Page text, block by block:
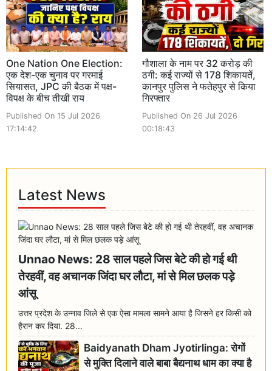
One Nation One Election:
एक देश-एक चुनाव पर गरमाई
सियासत, JPC की बैठक में पक्ष-
विपक्ष के बीच तीखी राय
Published On 15 Jul 2026
17:14:42
गौशाला के नाम पर 32 करोड़ की
ठगी: कई राज्यों से 178 शिकायतें,
कानपुर पुलिस ने फतेहपुर से किया
गिरफ्तार
Published On 26 Jul 2026
00:18:43
Latest News
Unnao News: 28 साल पहले जिस बेटे की हो गई थी
तेरहवीं, वह अचानक जिंदा घर लौटा, मां से मिल छलक पड़े
आंसू
उत्तर प्रदेश के उन्नाव जिले से एक ऐसा मामला सामने आया है जिसने हर किसी को
हैरान कर दिया. 28...
Baidyanath Dham Jyotirlinga: रोगों
से मुक्ति दिलाने वाले बाबा बैद्यनाथ धाम का क्या है